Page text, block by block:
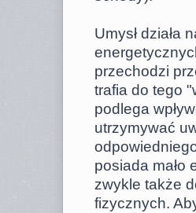
Umysł działa
przechodzi
trafia do tego
podlega
utrzymywać
posiada mało
zwykle także
fizycznych.